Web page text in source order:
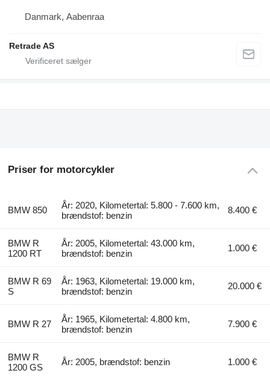
Danmark, Aabenraa
Retrade AS
Priser for motorcykler
BMW 850
År: 2020, Kilometertal: 5.800 - 7.600 km,
brændstof: benzin
8.400 €
BMW R
1200 RT
År: 2005, Kilometertal: 43.000 km,
brændstof: benzin
1.000 €
BMW R 69
S
År: 1963, Kilometertal: 19.000 km,
brændstof: benzin
20.000 €
BMW R 27
År: 1965, Kilometertal: 4.800 km,
brændstof: benzin
7.900 €
BMW R
1200 GS
År: 2005, brændstof: benzin 1.000 €